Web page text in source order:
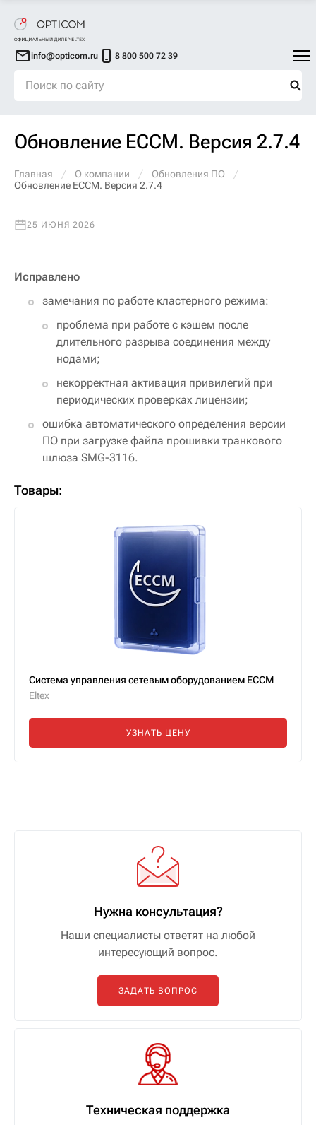
info@opticom.ru 8 800 500 72 39
Обновление ECCM. Версия 2.7.4
Главная О компании
Обновления ПО
Обновление ECCM. Версия 2.7.4
25 ИЮНЯ 2026
Исправлено
замечания по работе кластерного режима:
проблема при работе с кэшем после
длительного разрыва соединения между
нодами;
некорректная активация привилегий при
периодических проверках лицензии;
ошибка автоматического определения версии
ПО при загрузке файла прошивки транкового
шлюза SMG-3116.
Товары:
Система управления сетевым оборудованием ECCM
Eltex
УЗНАТЬ ЦЕНУ
Нужна консультация?
Наши специалисты ответят на любой
интересующий вопрос.
ЗАДАТЬ ВОПРОС
Техническая поддержка